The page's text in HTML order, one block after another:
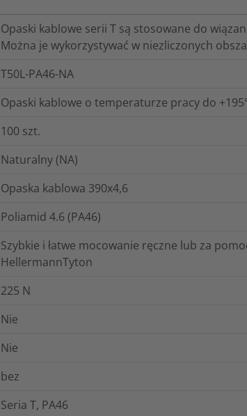
Opaski kablowe serii T są stosowane do
Można je wykorzystywać w niezliczonych
T50L-PA46-NA
Opaski kablowe o temperaturze pracy do
100 szt.
Naturalny (NA)
Opaska kablowa 390x4,6
Poliamid 4.6 (PA46)
Szybkie i łatwe mocowanie ręczne lub za
HellermannTyton
225 N
Nie
Nie
bez
Seria T, PA46